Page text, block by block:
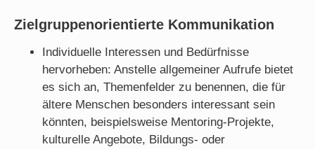
Zielgruppenorientierte Kommunikation
Individuelle Interessen und Bedürfnisse
hervorheben: Anstelle allgemeiner Aufrufe bietet
es sich an, Themenfelder zu benennen, die für
ältere Menschen besonders interessant sein
könnten, beispielsweise Mentoring-Projekte,
kulturelle Angebote, Bildungs- oder